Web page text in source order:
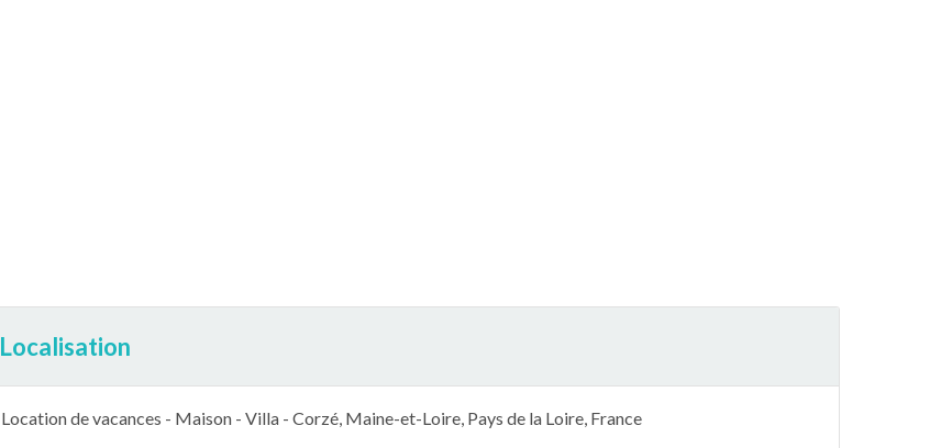
Localisation
Location de vacances - Maison - Villa - Corzé, Maine-et-Loire, Pays de la Loire, France